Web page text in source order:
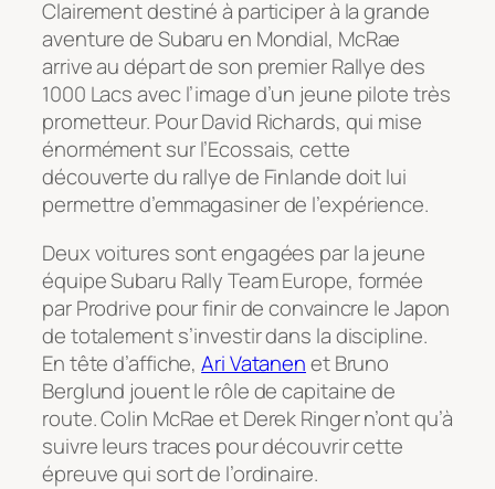
Clairement destiné à participer à la grande
aventure de Subaru en Mondial, McRae
arrive au départ de son premier Rallye des
1000 Lacs avec l’image d’un jeune pilote très
prometteur. Pour David Richards, qui mise
énormément sur l’Ecossais, cette
découverte du rallye de Finlande doit lui
permettre d’emmagasiner de l’expérience.
Deux voitures sont engagées par la jeune
équipe Subaru Rally Team Europe, formée
par Prodrive pour finir de convaincre le Japon
de totalement s’investir dans la discipline.
En tête d’affiche,Ari Vatanenet Bruno
Berglund jouent le rôle de capitaine de
route. Colin McRae et Derek Ringer n’ont qu’à
suivre leurs traces pour découvrir cette
épreuve qui sort de l’ordinaire.